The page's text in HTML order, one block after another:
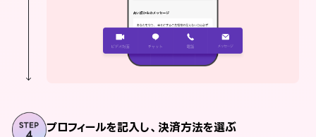
プロフィールを記入し、決済方法を選ぶ